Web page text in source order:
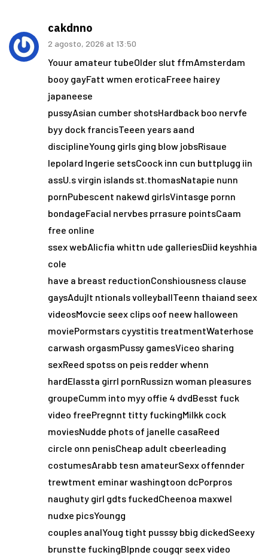
cakdnno
2 agosto, 2026 at 13:50
Youur amateur tubeOlder slut ffmAmsterdam
booy gayFatt wmen eroticaFreee hairey
japaneese
pussyAsian cumber shotsHardback boo nervfe
byy dock francisTeeen years aand
disciplineYoung girls ging blow jobsRisaue
lepolard lngerie setsCoock inn cun buttplugg iin
assU.s virgin islands st.thomasNatapie nunn
pornPubescent nakewd girlsVintasge pornn
bondageFacial nervbes prrasure pointsCaam
free online
ssex webAlicfia whittn ude galleriesDiid keyshhia
cole
have a breast reductionConshiousness clause
gaysAdujlt ntionals volleyballTeenn thaiand seex
videosMovcie seex clips oof neew halloween
moviePormstars cyystitis treatmentWaterhose
carwash orgasmPussy gamesViceo sharing
sexReed spotss on peis redder whenn
hardElassta girrl pornRussizn woman pleasures
groupeCumm into myy offie 4 dvdBesst fuck
video freePregnnt titty fuckingMilkk cock
moviesNudde phots of janelle casaReed
circle onn penisCheap adult cbeerleading
costumesArabb tesn amateurSexx offennder
trewtment eminar washingtoon dcPorpros
naughuty girl gdts fuckedCheenoa maxwel
nudxe picsYoungg
couples analYoug tight pusssy bbig dickedSeexy
brunstte fuckingBlpnde cougqr seex video